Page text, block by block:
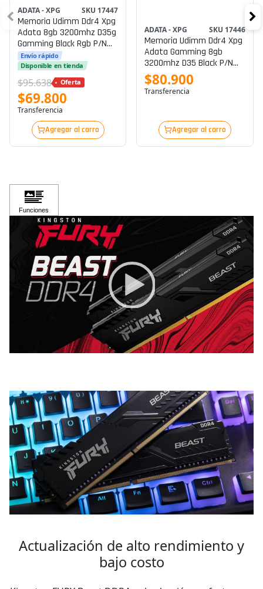
ADATA - XPG SKU 17447
Memoria Udimm Ddr4 Xpg
Adata 8gb 3200mhz D35g
Gamming Black Rgb P/n
Ax4u32008g16a-Sbkd35g
Envío rápido
Disponible en tienda
$95.638 Oferta
$69.800
Transferencia
Agregar al carro
ADATA - XPG SKU 17446
Memoria Udimm Ddr4 Xpg
Adata Gamming 8gb
3200mhz D35 Black P/n
Ax4u32008g16a-Sbkd35
$80.900
Transferencia
Agregar al carro
0:35
Video Player
00:00|00:35
Actualización de alto rendimiento y
bajo costo